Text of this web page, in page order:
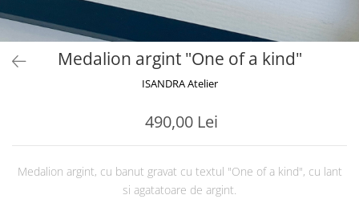
Medalion argint "One of a kind"
ISANDRA Atelier
490,00 Lei
Medalion argint, cu banut gravat cu textul "One of a kind", cu lant
si agatatoare de argint.